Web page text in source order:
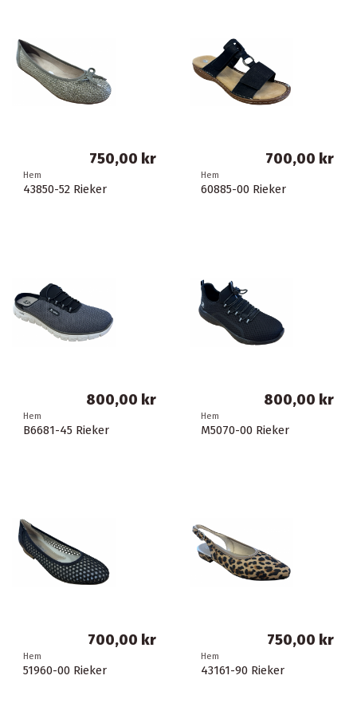
Hem
60885-00 Rieker
700,00 kr
Hem
43850-52 Rieker
750,00 kr
Hem
M5070-00 Rieker
800,00 kr
Hem
B6681-45 Rieker
800,00 kr
Hem
43161-90 Rieker
750,00 kr
Hem
51960-00 Rieker
700,00 kr